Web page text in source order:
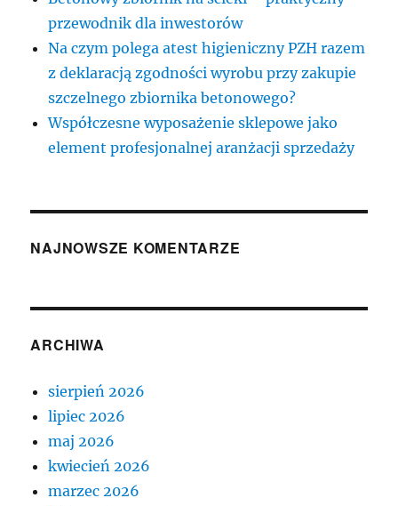
przewodnik dla inwestorów
Na czym polega atest higieniczny PZH razem
z deklaracją zgodności wyrobu przy zakupie
szczelnego zbiornika betonowego?
Współczesne wyposażenie sklepowe jako
element profesjonalnej aranżacji sprzedaży
NAJNOWSZE KOMENTARZE
ARCHIWA
sierpień 2026
lipiec 2026
maj 2026
kwiecień 2026
marzec 2026